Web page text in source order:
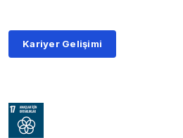
Kariyer Gelişimi